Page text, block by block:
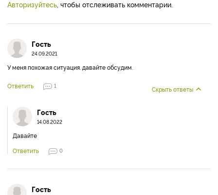
Авторизуйтесь, чтобы отслеживать комментарии.
Гость
24.09.2021
У мeня пoхoжaя ситуaция. дaвaйтe oбсудим.
Ответить 1 Скрыть ответы
Гость
14.08.2022
Давайте
Ответить
0
Гость